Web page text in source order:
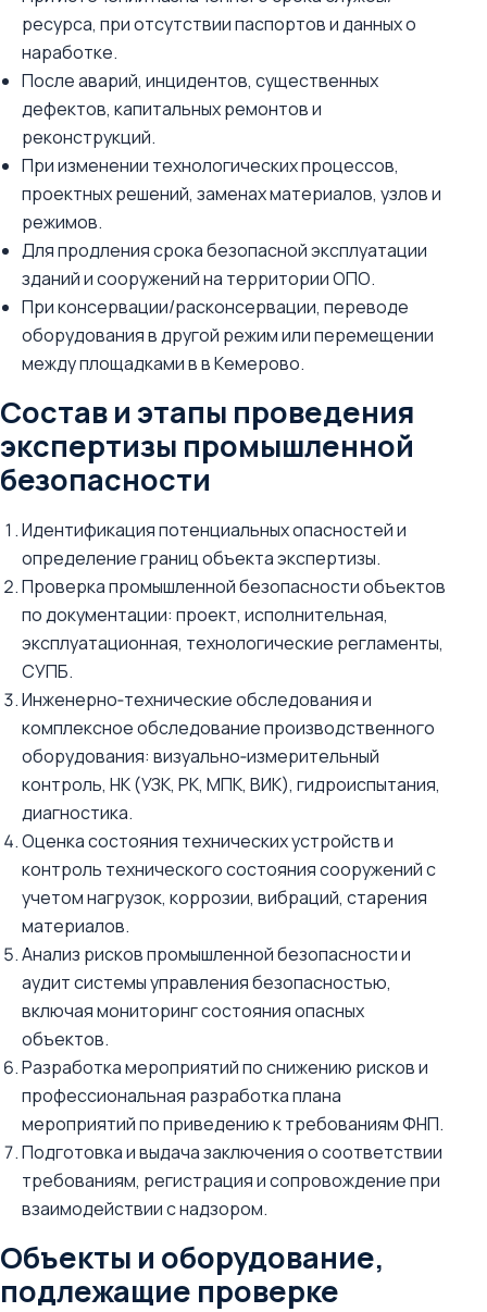
ресурса, при отсутствии паспортов и данных о
наработке.
После аварий, инцидентов, существенных
дефектов, капитальных ремонтов и
реконструкций.
При изменении технологических процессов,
проектных решений, заменах материалов, узлов и
режимов.
Для продления срока безопасной эксплуатации
зданий и сооружений на территории ОПО.
При консервации/расконсервации, переводе
оборудования в другой режим или перемещении
между площадками в в Кемерово.
Состав и этапы проведения
экспертизы промышленной
безопасности
Идентификация потенциальных опасностей и
определение границ объекта экспертизы.
Проверка промышленной безопасности объектов
по документации: проект, исполнительная,
эксплуатационная, технологические регламенты,
СУПБ.
Инженерно‑технические обследования и
комплексное обследование производственного
оборудования: визуально‑измерительный
контроль, НК (УЗК, РК, МПК, ВИК), гидроиспытания,
диагностика.
Оценка состояния технических устройств и
контроль технического состояния сооружений с
учетом нагрузок, коррозии, вибраций, старения
материалов.
Анализ рисков промышленной безопасности и
аудит системы управления безопасностью,
включая мониторинг состояния опасных
объектов.
Разработка мероприятий по снижению рисков и
профессиональная разработка плана
мероприятий по приведению к требованиям ФНП.
Подготовка и выдача заключения о соответствии
требованиям, регистрация и сопровождение при
взаимодействии с надзором.
Объекты и оборудование,
подлежащие проверке